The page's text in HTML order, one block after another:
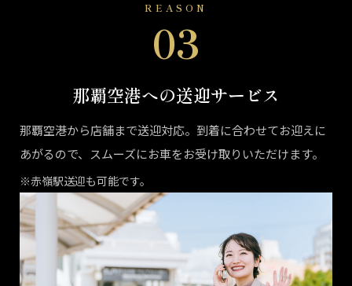
REASON
03
那覇空港への送迎サービス
那覇空港から店舗まで送迎対応。到着に合わせてお迎えに
あがるので、スムーズにお車をお受け取りいただけます。
※赤嶺駅送迎も可能です。